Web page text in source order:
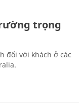
trọng
đối với khách ở các